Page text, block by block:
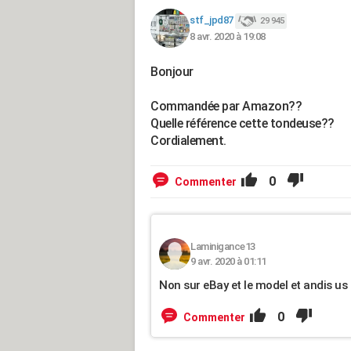
stf_jpd87 29 945
8 avr. 2020 à 19:08
Bonjour
Commandée par Amazon??
Quelle référence cette tondeuse??
Cordialement.
Commenter 0
Laminigance13
9 avr. 2020 à 01:11
Non sur eBay et le model et andis us
Commenter 0